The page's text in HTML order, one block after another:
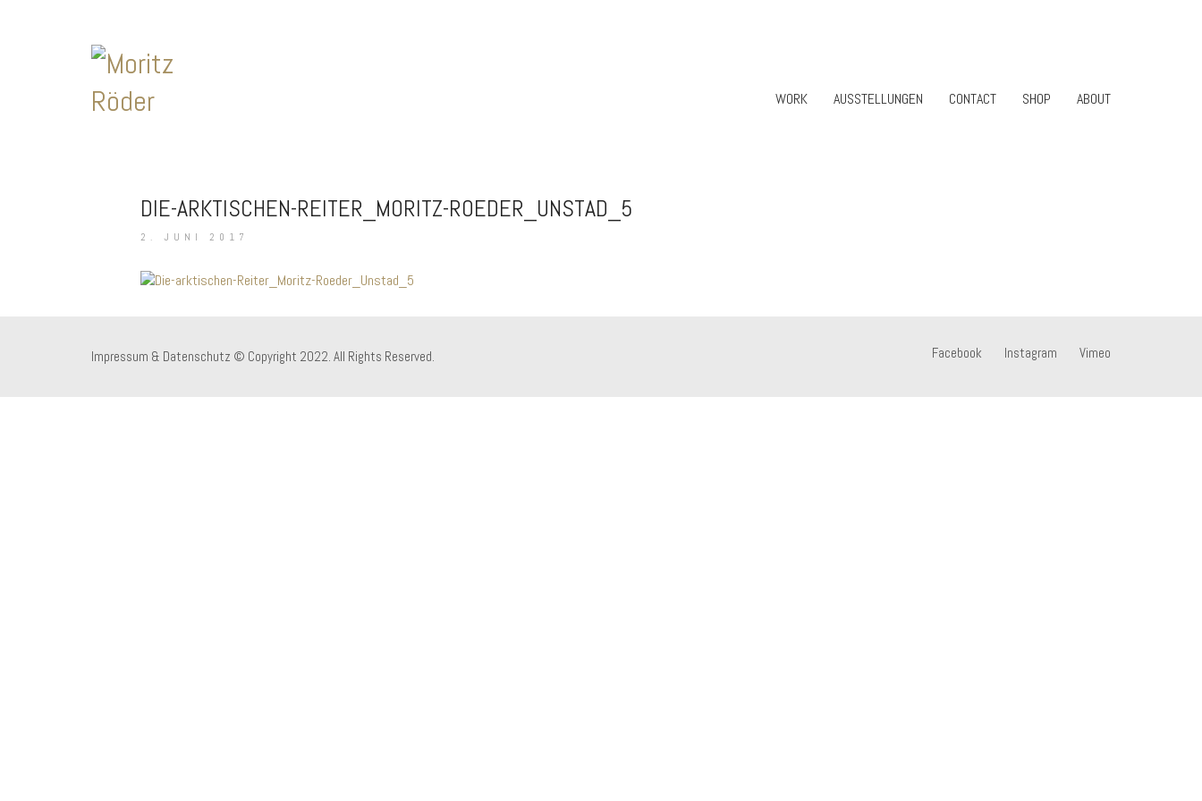
WORK AUSSTELLUNGEN CONTACT SHOP ABOUT
DIE-ARKTISCHEN-REITER_MORITZ-ROEDER_UNSTAD_5
2. JUNI 2017
Facebook Instagram Vimeo
Impressum & Datenschutz © Copyright 2022. All Rights Reserved.